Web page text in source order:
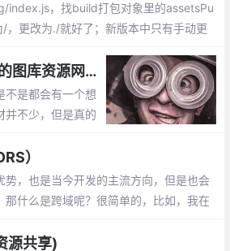
index.js，找build打包对象里的assetsPu
，更改为./就好了；新版本中只有手动更
有哪些好用还免费的图库资源网站？
不是都会有一个想
并不少，但是真的
是推荐网站，也
时候一看就过了，
）
势，也是当今开发的主流方向，但是也会
那什么是跨域呢？很简单的，比如，我在
源共享)